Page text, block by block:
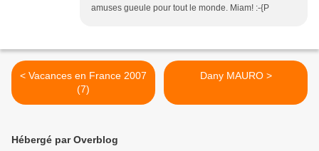
amuses gueule pour tout le monde. Miam! :-{P
< Vacances en France 2007
(7)
Dany MAURO >
Hébergé par Overblog